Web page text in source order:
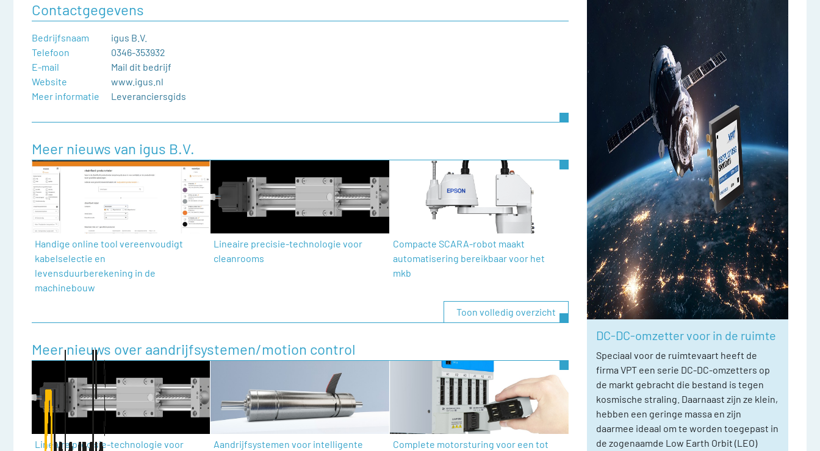
Contactgegevens
Bedrijfsnaam
igus B.V.
Telefoon
0346-353932
E-mail
Mail dit bedrijf
Website
www.igus.nl
Meer informatie
Leveranciersgids
Meer nieuws van igus B.V.
Handige online tool vereenvoudigt
kabelselectie en
levensduurberekening in de
machinebouw
Lineaire precisie-technologie voor
cleanrooms
Compacte SCARA-robot maakt
automatisering bereikbaar voor het
mkb
Toon volledig overzicht
Meer nieuws over aandrijfsystemen/motion control
Lineaire precisie-technologie voor
Aandrijfsystemen voor intelligente
Complete motorsturing voor een tot
DC-DC-omzetter voor in de ruimte
Speciaal voor de ruimtevaart heeft de
firma VPT een serie DC-DC-omzetters op
de markt gebracht die bestand is tegen
kosmische straling. Daarnaast zijn ze klein,
hebben een geringe massa en zijn
daarmee ideaal om te worden toegepast in
de zogenaamde Low Earth Orbit (LEO)